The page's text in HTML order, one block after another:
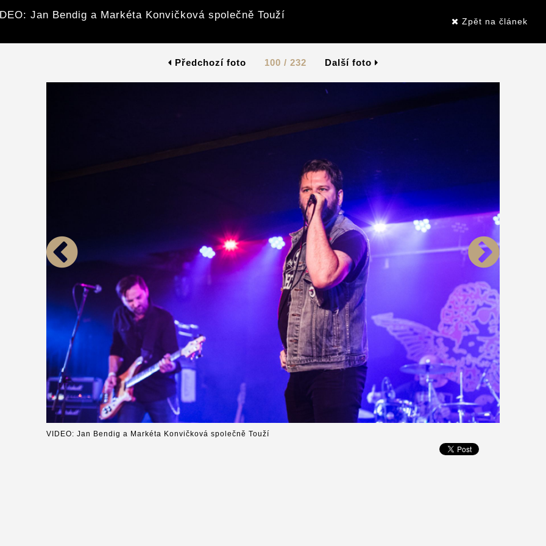
Jan Bendig a Markéta Konvičková společně Touží
Zpět na článek
Předchozí foto 100 / 232 Další foto
VIDEO: Jan Bendig a Markéta Konvičková společně Touží